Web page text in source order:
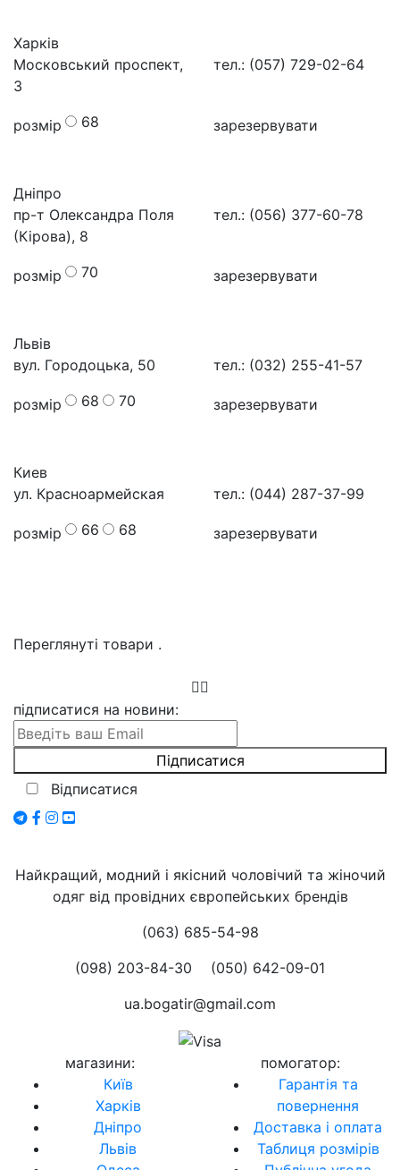
Харків
Московський проспект,
3
тел.: (057) 729-02-64
розмір 68 зарезервувати
Дніпро
пр-т Олександра Поля
(Кірова), 8
тел.: (056) 377-60-78
розмір 70 зарезервувати
Львів
вул. Городоцька, 50
тел.: (032) 255-41-57
розмір 68 70 зарезервувати
Киев
ул. Красноармейская
тел.: (044) 287-37-99
розмір 66 68 зарезервувати
Переглянуті товари .
підписатися на новини:
Відписатися
Найкращий, модний і якісний чоловічий та жіночий
одяг від провідних європейських брендів
(063) 685-54-98
(098) 203-84-30
(050) 642-09-01
ua.bogatir@gmail.com
магазини:
Київ
Харків
Дніпро
Львів
помогатор:
Гарантія та
повернення
Доставка і оплата
Таблиця розмірів